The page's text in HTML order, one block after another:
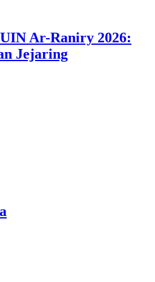
Ar-Raniry 2026:
Jejaring